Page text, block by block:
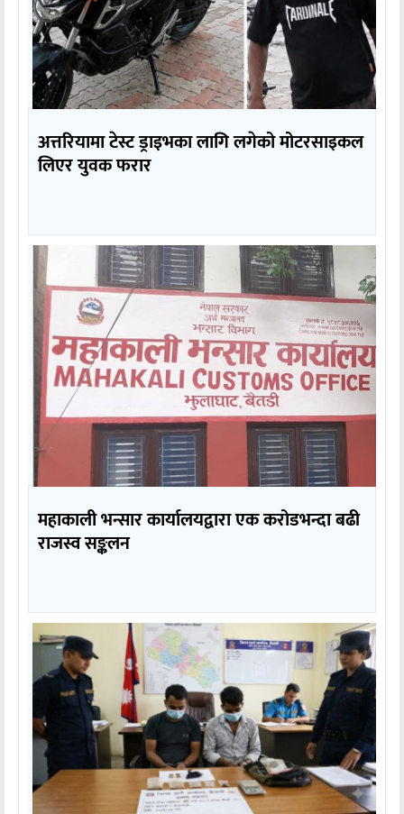
अत्तरियामा टेस्ट ड्राइभका लागि लगेको मोटरसाइकल
लिएर युवक फरार
महाकाली भन्सार कार्यालयद्वारा एक करोडभन्दा बढी
राजस्व सङ्कलन